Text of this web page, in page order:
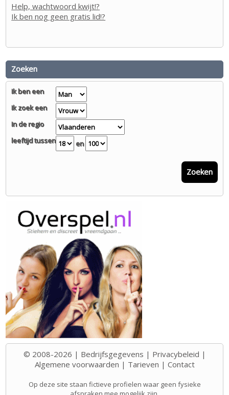
Help, wachtwoord kwijt!?
Ik ben nog geen gratis lid!?
Zoeken
Ik ben een
Ik zoek een
In de regio
leeftijd tussen
en
Zoeken
© 2008-2026 | Bedrijfsgegevens | Privacybeleid |
Algemene voorwaarden | Tarieven | Contact
Op deze site staan fictieve profielen waar geen fysieke